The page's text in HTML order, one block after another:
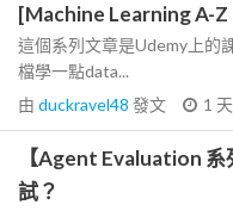
[Machine Learning A-
這個系列文章是Udemy上的
檔學一點data...
由 duckravel48 發文 1
【Agent Evaluation
試？